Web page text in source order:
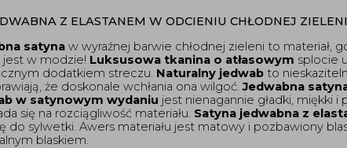
Z ELASTANEM W ODCIENIU CHŁODNEJ ZIELENI
satyna w wyraźnej barwie chłodnej zieleni to materiał,
jest w modzie! Luksusowa tkanina o atłasowym splocie
dodatkiem streczu. Naturalny jedwab to
że doskonale wchłania ona wilgoć. Jedwabna
w satynowym wydaniu jest nienagannie gładki, miękki
się na rozciągliwość materiału. Satyna jedwabna z
do sylwetki. Awers materiału jest matowy i pozbawiony
blaskiem.